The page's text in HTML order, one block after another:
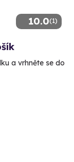
10.0(1)
a vrhněte se do